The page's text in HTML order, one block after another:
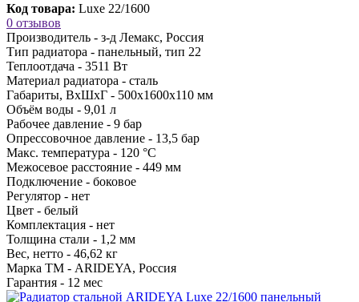
Код товара: Luxe 22/1600
0 отзывов
Производитель - з-д Лемакс, Россия
Тип радиатора - панельный, тип 22
Теплоотдача - 3511 Вт
Материал радиатора - сталь
Габариты, ВхШхГ - 500х1600х110 мм
Объём воды - 9,01 л
Рабочее давление - 9 бар
Опрессовочное давление - 13,5 бар
Макс. температура - 120 °С
Межосевое расстояние - 449 мм
Подключение - боковое
Регулятор - нет
Цвет - белый
Комплектация - нет
Толщина стали - 1,2 мм
Вес, нетто - 46,62 кг
Марка ТМ - ARIDEYA, Россия
Гарантия - 12 мес